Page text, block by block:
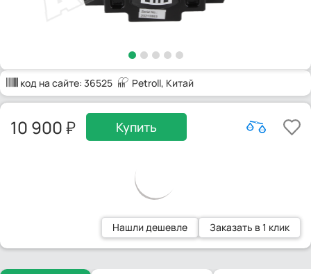
код на сайте: 36525 Petroll, Китай
10 900 Купить
Нашли дешевле Заказать в 1 клик